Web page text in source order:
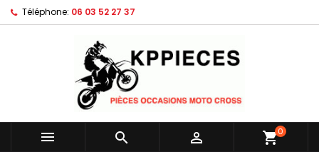
Téléphone: 06 03 52 27 37
   shopping_cart0
Mes listes d'envies ×
Créer une nouvelle liste
Créer une liste d'envies ×
Nom de la liste d'envies
Annuler Créer une liste d'envies
Connexion ×
Vous devez être connecté pour ajouter des produits
à votre liste d'envies.
Annuler Connexion